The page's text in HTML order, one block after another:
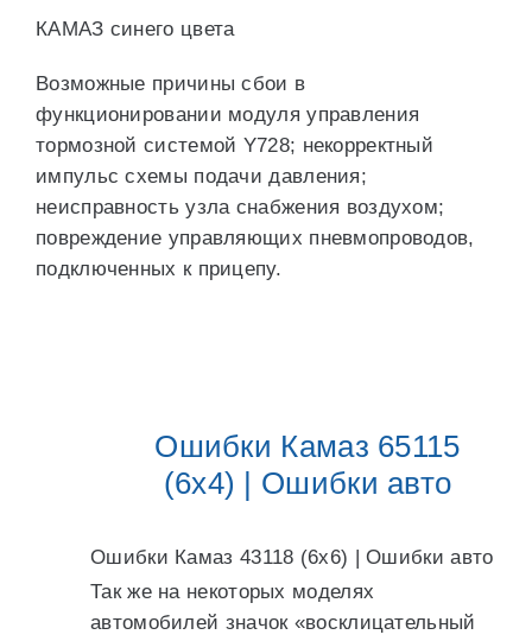
КАМАЗ синего цвета
Возможные причины сбои в
функционировании модуля управления
тормозной системой Y728; некорректный
импульс схемы подачи давления;
неисправность узла снабжения воздухом;
повреждение управляющих пневмопроводов,
подключенных к прицепу.
Ошибки Камаз 65115
(6х4) | Ошибки авто
Ошибки Камаз 43118 (6х6) | Ошибки авто
Так же на некоторых моделях
автомобилей значок «восклицательный